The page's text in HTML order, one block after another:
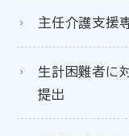
主任介護支援
生計困難者に
提出